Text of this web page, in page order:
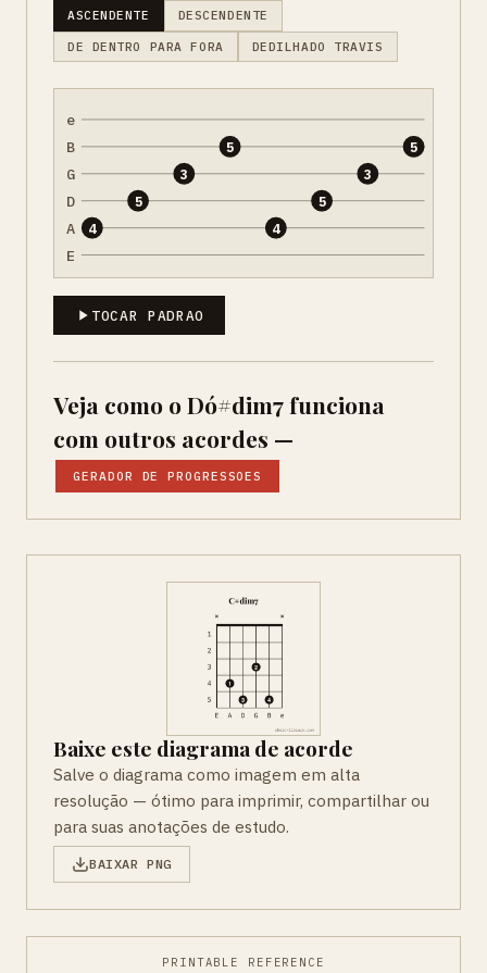
ASCENDENTE DESCENDENTE
DE DENTRO PARA FORA DEDILHADO TRAVIS
e
B
G
D
A
E
4
5
3
5
4
5
3
5
TOCAR PADRAO
Veja como o Dó#dim7 funciona
com outros acordes —
GERADOR DE PROGRESSOES
Baixe este diagrama de acorde
Salve o diagrama como imagem em alta
resolução — ótimo para imprimir, compartilhar ou
para suas anotações de estudo.
BAIXAR PNG
PRINTABLE REFERENCE